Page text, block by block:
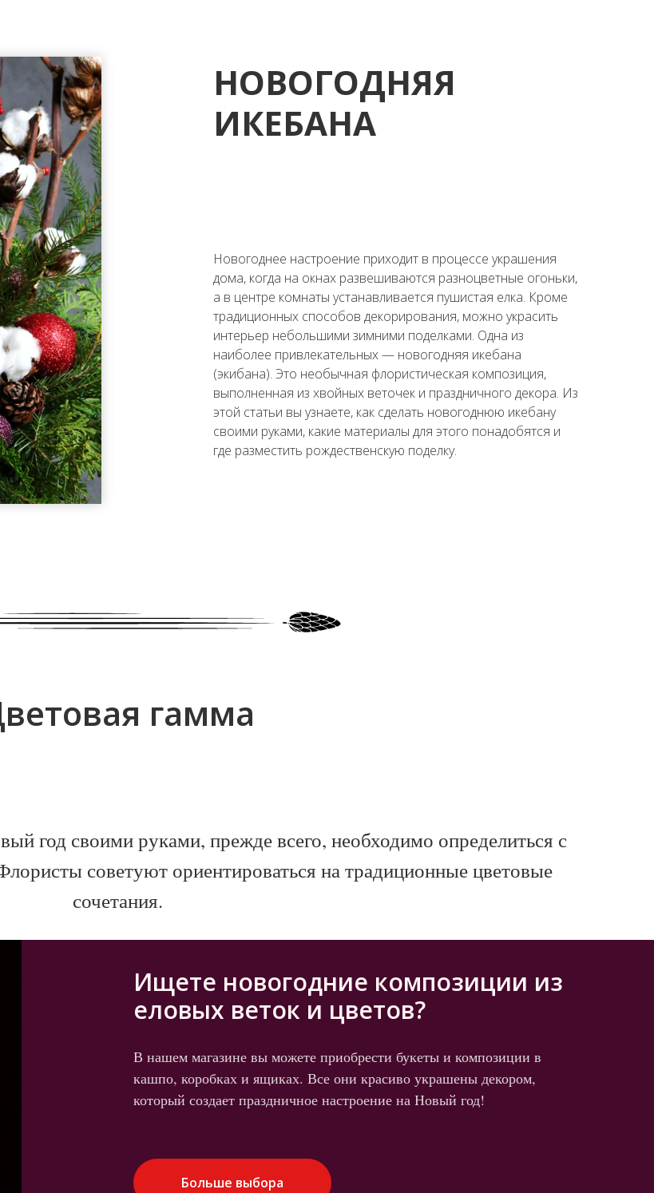
НОВОГОДНЯЯ
ИКЕБАНА
Новогоднее настроение приходит в процессе украшения
дома, когда на окнах развешиваются разноцветные огоньки,
а в центре комнаты устанавливается пушистая елка. Кроме
традиционных способов декорирования, можно украсить
интерьер небольшими зимними поделками. Одна из
наиболее привлекательных — новогодняя икебана
(экибана). Это необычная флористическая композиция,
выполненная из хвойных веточек и праздничного декора. Из
этой статьи вы узнаете, как сделать новогоднюю икебану
своими руками, какие материалы для этого понадобятся и
где разместить рождественскую поделку.
гамма
год своими руками, прежде всего, необходимо определиться с
советуют ориентироваться на традиционные цветовые
сочетания.
Ищете новогодние композиции из
еловых веток и цветов?
В нашем магазине вы можете приобрести букеты и композиции в
кашпо, коробках и ящиках. Все они красиво украшены декором,
который создает праздничное настроение на Новый год!
Больше выбора